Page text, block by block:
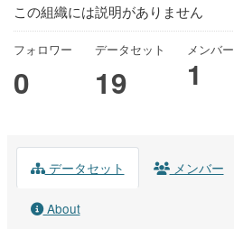
この組織には説明がありません
フォロワー
0
データセット
19
メンバー
1
データセット メンバー
About